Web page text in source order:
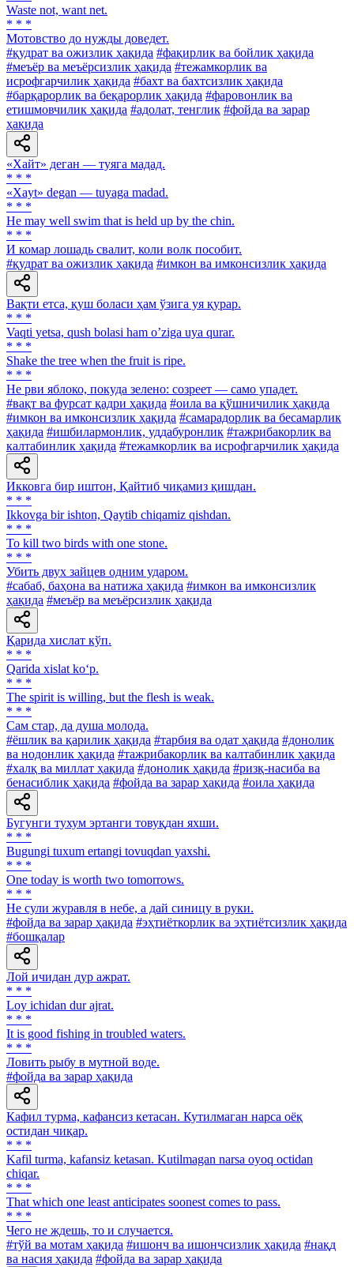
Waste not, want net.
* * *
Мотовство до нужды доведет.
#қудрат ва ожизлик ҳақида #фақирлик ва бойлик ҳақида
#меъёр ва меъёрсизлик ҳақида #тежамкорлик ва
исрофгарчилик ҳақида #бахт ва бахтсизлик ҳақида
#барқарорлик ва беқарорлик ҳақида #фаровонлик ва
етишмовчилик ҳақида #адолат, тенглик #фойда ва зарар
ҳақида
«Хайт» деган — туяга мадад.
* * *
«Xayt» degan — tuyaga madad.
* * *
He may well swim that is held up by the chin.
* * *
И комар лошадь свалит, коли волк пособит.
#қудрат ва ожизлик ҳақида #имкон ва имконсизлик ҳақида
Вақти етса, қуш боласи ҳам ўзига уя қурар.
* * *
Vaqti yetsa, qush bolasi ham oʼziga uya qurar.
* * *
Shake the tree when the fruit is ripe.
* * *
He рви яблоко, покуда зелено: созреет — само упадет.
#вақт ва фурсат қадри ҳақида #оила ва қўшничилик ҳақида
#имкон ва имконсизлик ҳақида #самарадорлик ва бесамарлик
ҳақида #ишбилармонлик, уддабуронлик #тажрибакорлик ва
калтабинлик ҳақида #тежамкорлик ва исрофгарчилик ҳақида
Икковга бир иштон, Қайтиб чиқамиз қишдан.
* * *
Ikkovga bir ishton, Qaytib chiqamiz qishdan.
* * *
To kill two birds with one stone.
* * *
Убить двух зайцев одним ударом.
#сабаб, баҳона ва натижа ҳақида #имкон ва имконсизлик
ҳақида #меъёр ва меъёрсизлик ҳақида
Қарида хислат кўп.
* * *
Qarida xislat ko‘p.
* * *
The spirit is willing, but the flesh is weak.
* * *
Сам стар, да душа молода.
#ёшлик ва қарилик ҳақида #тарбия ва одат ҳақида #донолик
ва нодонлик ҳақида #тажрибакорлик ва калтабинлик ҳақида
#халқ ва миллат ҳақида #донолик ҳақида #ризқ-насиба ва
бенасиблик ҳақида #фойда ва зарар ҳақида #оила ҳақида
Бугунги тухум эртанги товуқдан яхши.
* * *
Bugungi tuxum ertangi tovuqdan yaxshi.
* * *
One today is worth two tomorrows.
* * *
He сули журавля в небе, а дай синицу в руки.
#фойда ва зарар ҳақида #эҳтиёткорлик ва эҳтиётсизлик ҳақида
#бошқалар
Лой ичидан дур ажрат.
* * *
Loy ichidan dur ajrat.
* * *
It is good fishing in troubled waters.
* * *
Ловить рыбу в мутной воде.
#фойда ва зарар ҳақида
Кафил турма, кафансиз кетасан. Кутилмаган нарса оёқ
оcтидан чиқар.
* * *
Kafil turma, kafansiz ketasan. Kutilmagan narsa oyoq octidan
chiqar.
* * *
That which one least anticipates soonest comes to pass.
* * *
Чего не ждешь, то и случается.
#тўй ва мотам ҳақида #ишонч ва ишончсизлик ҳақида #нақд
ва насия ҳақида #фойда ва зарар ҳақида